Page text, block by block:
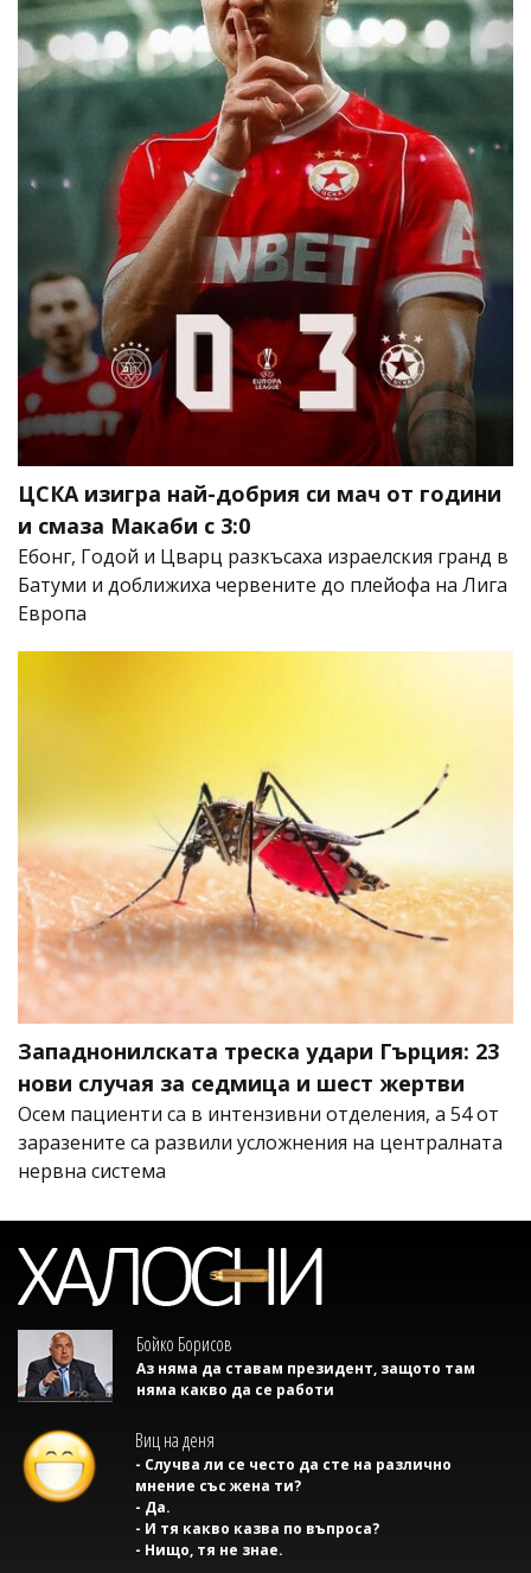
ЦСКА изигра най-добрия си мач от години
и смаза Макаби с 3:0
Ебонг, Годой и Цварц разкъсаха израелския гранд в
Батуми и доближиха червените до плейофа на Лига
Европа
Западнонилската треска удари Гърция: 23
нови случая за седмица и шест жертви
Осем пациенти са в интензивни отделения, а 54 от
заразените са развили усложнения на централната
нервна система
Бойко Борисов
Аз няма да ставам президент, защото там
няма какво да се работи
Виц на деня
- Случва ли се често да сте на различно
мнение със жена ти?
- Да.
- И тя какво казва по въпроса?
- Нищо, тя не знае.